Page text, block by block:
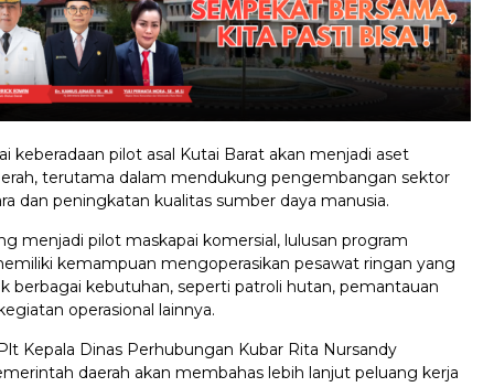
keberadaan pilot asal Kutai Barat akan menjadi aset
terutama dalam mendukung pengembangan sektor
dan peningkatan kualitas sumber daya manusia.
menjadi pilot maskapai komersial, lulusan program
kemampuan mengoperasikan pesawat ringan yang
berbagai kebutuhan, seperti patroli hutan, pemantauan
operasional lainnya.
Kepala Dinas Perhubungan Kubar Rita Nursandy
daerah akan membahas lebih lanjut peluang kerja